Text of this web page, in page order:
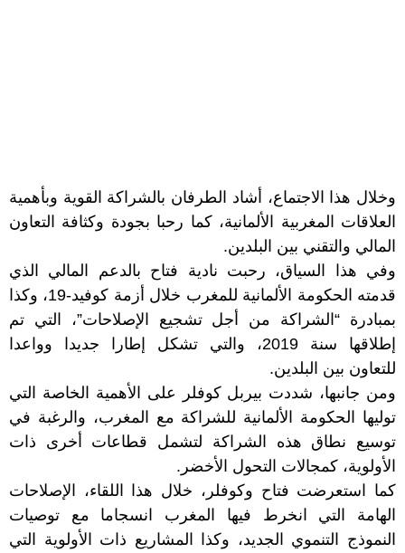
وخلال هذا الاجتماع، أشاد الطرفان بالشراكة القوية وبأهمية
العلاقات المغربية الألمانية، كما رحبا بجودة وكثافة التعاون
المالي والتقني بين البلدين.
وفي هذا السياق، رحبت نادية فتاح بالدعم المالي الذي
قدمته الحكومة الألمانية للمغرب خلال أزمة كوفيد-19، وكذا
بمبادرة “الشراكة من أجل تشجيع الإصلاحات”، التي تم
إطلاقها سنة 2019، والتي تشكل إطارا جديدا وواعدا
للتعاون بين البلدين.
ومن جانبها، شددت بيربل كوفلر على الأهمية الخاصة التي
توليها الحكومة الألمانية للشراكة مع المغرب، والرغبة في
توسيع نطاق هذه الشراكة لتشمل قطاعات أخرى ذات
الأولوية، كمجالات التحول الأخضر.
كما استعرضت فتاح وكوفلر، خلال هذا اللقاء، الإصلاحات
الهامة التي انخرط فيها المغرب انسجاما مع توصيات
النموذج التنموي الجديد، وكذا المشاريع ذات الأولوية التي